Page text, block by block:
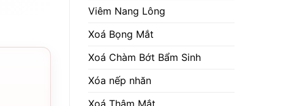
Viêm Nang Lông
Xoá Bọng Mắt
Xoá Chàm Bớt Bẩm Sinh
Xóa nếp nhăn
Xoá Thâm Mắt